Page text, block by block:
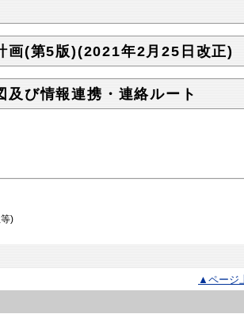
画(第5版)(2021年2月25日改正)
び情報連携・連絡ルート
)
▲ページ